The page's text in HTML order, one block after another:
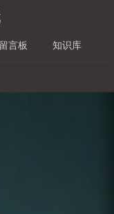
留言板 知识库